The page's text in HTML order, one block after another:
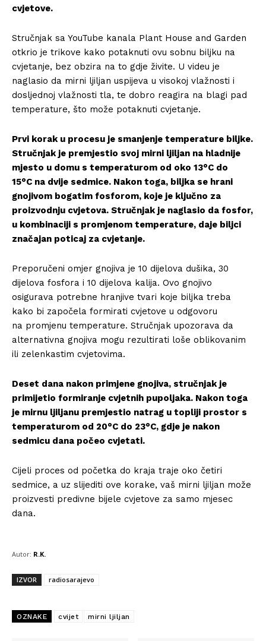
cvjetove.
Stručnjak sa YouTube kanala Plant House and Garden
otkrio je trikove kako potaknuti ovu sobnu biljku na
cvjetanje, bez obzira na to gdje živite. U videu je
naglasio da mirni ljiljan uspijeva u visokoj vlažnosti i
dosljednoj vlažnosti tla, te dobro reagira na blagi pad
temperature, što može potaknuti cvjetanje.
Prvi korak u procesu je smanjenje temperature biljke.
Stručnjak je premjestio svoj mirni ljiljan na hladnije
mjesto u domu s temperaturom od oko 13°C do
15°C na dvije sedmice. Nakon toga, biljka se hrani
gnojivom bogatim fosforom, koje je ključno za
proizvodnju cvjetova. Stručnjak je naglasio da fosfor,
u kombinaciji s promjenom temperature, daje biljci
značajan poticaj za cvjetanje.
Preporučeni omjer gnojiva je 10 dijelova dušika, 30
dijelova fosfora i 10 dijelova kalija. Ovo gnojivo
osigurava potrebne hranjive tvari koje biljka treba
kako bi započela formirati cvjetove u odgovoru
na promjenu temperature. Stručnjak upozorava da
alternativna gnojiva mogu rezultirati loše oblikovanim
ili zelenkastim cvjetovima.
Deset dana nakon primjene gnojiva, stručnjak je
primijetio formiranje cvjetnih pupoljaka. Nakon toga
je mirnu ljiljanu premjestio natrag u topliji prostor s
temperaturom od 20°C do 23°C, gdje je nakon
sedmicu dana počeo cvjetati.
Cijeli proces od početka do kraja traje oko četiri
sedmice, a uz slijediti ove korake, vaš mirni ljiljan može
proizvesti predivne bijele cvjetove za samo mjesec
dana.
Autor: R.K.
IZVOR radiosarajevo
OZNAKE cvijet mirni ljiljan